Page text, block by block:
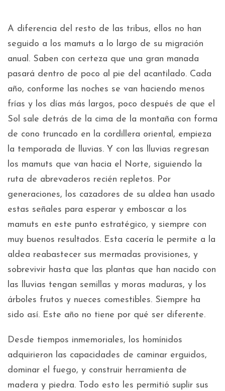
A diferencia del resto de las tribus, ellos no han
seguido a los mamuts a lo largo de su migración
anual. Saben con certeza que una gran manada
pasará dentro de poco al pie del acantilado. Cada
año, conforme las noches se van haciendo menos
frías y los días más largos, poco después de que el
Sol sale detrás de la cima de la montaña con forma
de cono truncado en la cordillera oriental, empieza
la temporada de lluvias. Y con las lluvias regresan
los mamuts que van hacia el Norte, siguiendo la
ruta de abrevaderos recién repletos. Por
generaciones, los cazadores de su aldea han usado
estas señales para esperar y emboscar a los
mamuts en este punto estratégico, y siempre con
muy buenos resultados. Esta cacería le permite a la
aldea reabastecer sus mermadas provisiones, y
sobrevivir hasta que las plantas que han nacido con
las lluvias tengan semillas y moras maduras, y los
árboles frutos y nueces comestibles. Siempre ha
sido así. Este año no tiene por qué ser diferente.
Desde tiempos inmemoriales, los homínidos
adquirieron las capacidades de caminar erguidos,
dominar el fuego, y construir herramienta de
madera y piedra. Todo esto les permitió suplir sus